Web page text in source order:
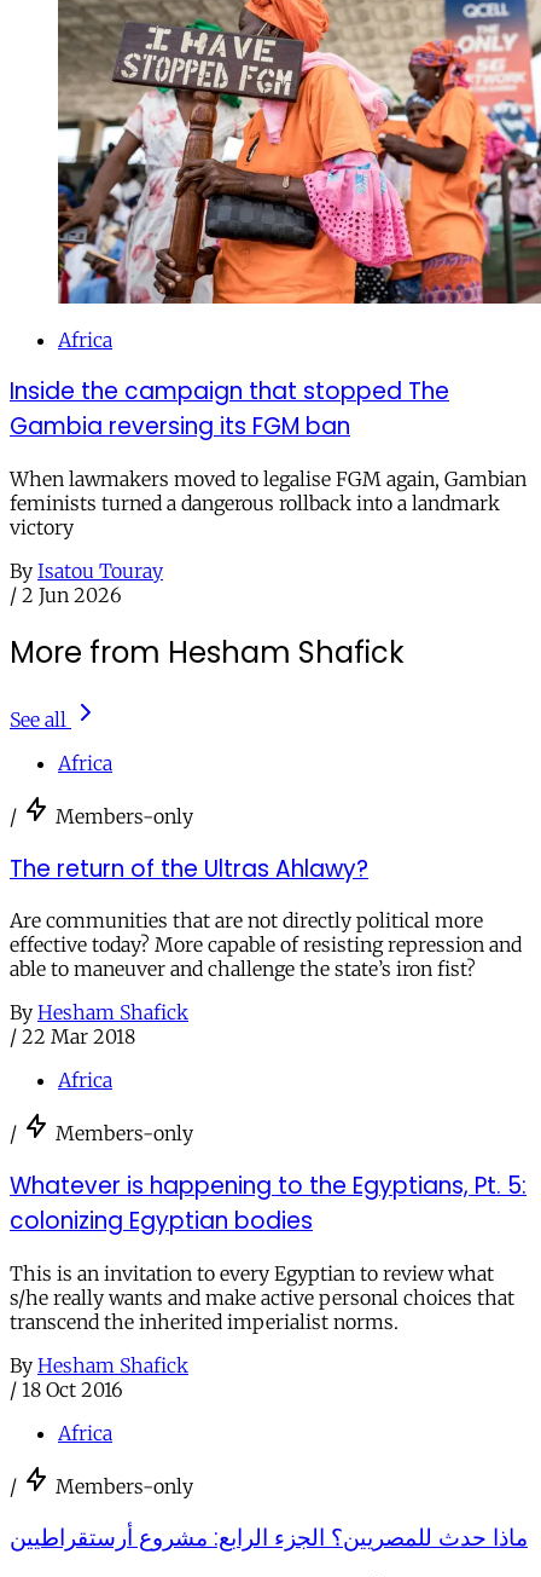
Africa
Inside the campaign that stopped The
Gambia reversing its FGM ban
When lawmakers moved to legalise FGM again, Gambian
feminists turned a dangerous rollback into a landmark
victory
By Isatou Touray
/ 2 Jun 2026
More from Hesham Shafick
See all
Africa
/ Members-only
The return of the Ultras Ahlawy?
Are communities that are not directly political more
effective today? More capable of resisting repression and
able to maneuver and challenge the state’s iron fist?
By Hesham Shafick
/ 22 Mar 2018
Africa
/ Members-only
Whatever is happening to the Egyptians, Pt. 5:
colonizing Egyptian bodies
This is an invitation to every Egyptian to review what
s/he really wants and make active personal choices that
transcend the inherited imperialist norms.
By Hesham Shafick
/ 18 Oct 2016
Africa
/ Members-only
ماذا حدث للمصريين؟ الجزء الرابع: مشروع أرستقراطيين